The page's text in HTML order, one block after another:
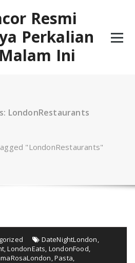
Resmi
Perkalian
Ini
LondonRestaurants
"LondonRestaurants"
DateNightLondon
,LondonEats LondonFood
,Pasta